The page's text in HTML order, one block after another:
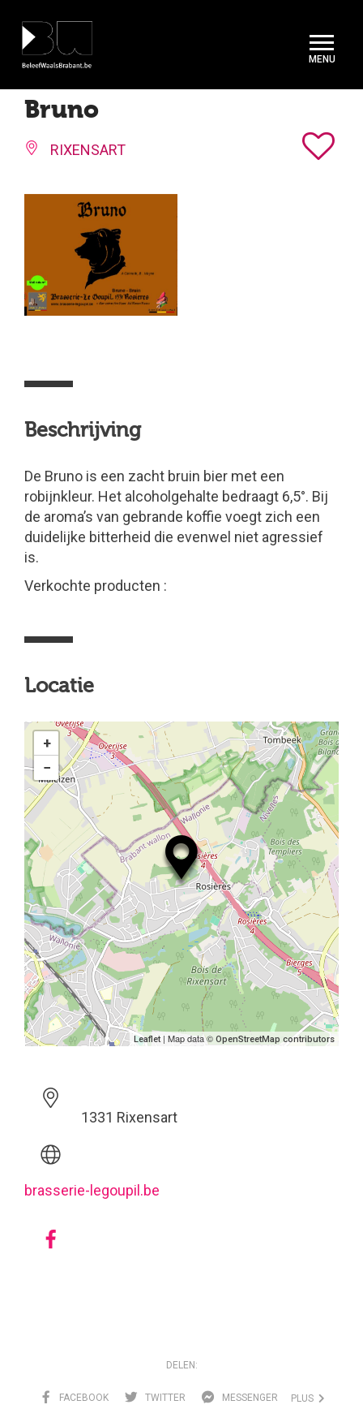
Bruno
RIXENSART
Beschrijving
De Bruno is een zacht bruin bier met een
robijnkleur. Het alcoholgehalte bedraagt 6,5°. Bij
de aroma’s van gebrande koffie voegt zich een
duidelijke bitterheid die evenwel niet agressief
is.
Verkochte producten :
Locatie
+
−
Leaflet| Map data © OpenStreetMap contributors
1331 Rixensart
brasserie-legoupil.be
DELEN:
FACEBOOK TWITTER MESSENGER PLUS